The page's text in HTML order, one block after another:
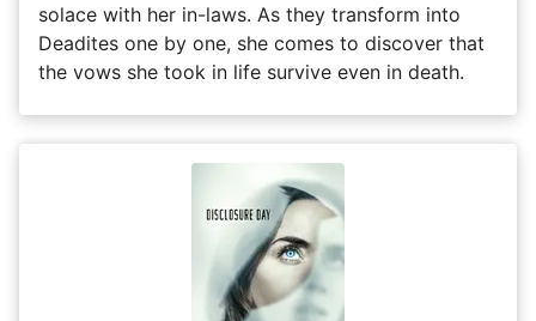
solace with her in-laws. As they transform into
Deadites one by one, she comes to discover that
the vows she took in life survive even in death.